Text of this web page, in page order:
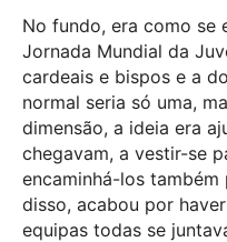
No fundo, era como se
Jornada Mundial da
cardeais e bispos e a
normal seria só uma,
dimensão, a ideia era
chegavam, a vestir-se
encaminhá-los também
disso, acabou por
equipas todas se